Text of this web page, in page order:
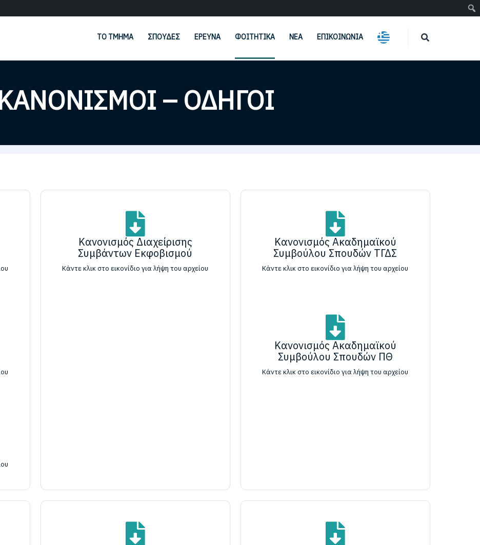
ΤΟ ΤΜΉΜΑ ΣΠΟΥΔΈΣ ΈΡΕΥΝΑ ΦΟΙΤΗΤΙΚΆ ΝΈΑ ΕΠΙΚΟΙΝΩΝΊΑ
– ΟΔΗΓΟΊ
Κανονισμός Διαχείρισης
Συμβάντων Εκφοβισμού
Κάντε κλικ στο εικονίδιο για λήψη του αρχείου
Κανονισμός Ακαδημαϊκού
Συμβούλου Σπουδών ΤΓΔΣ
Κάντε κλικ στο εικονίδιο για λήψη του αρχείου
Κανονισμός Ακαδημαϊκού
Συμβούλου Σπουδών ΠΘ
Κάντε κλικ στο εικονίδιο για λήψη του αρχείου